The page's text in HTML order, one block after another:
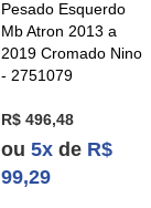
R$ 496,48
ou5xdeR$
99,29